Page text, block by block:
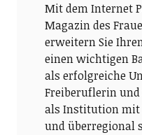
Mit dem Internet
Magazin des
erweitern Sie
einen wichtigen
als erfolgreiche
Freiberuflerin und
als Institution mit
und überregional